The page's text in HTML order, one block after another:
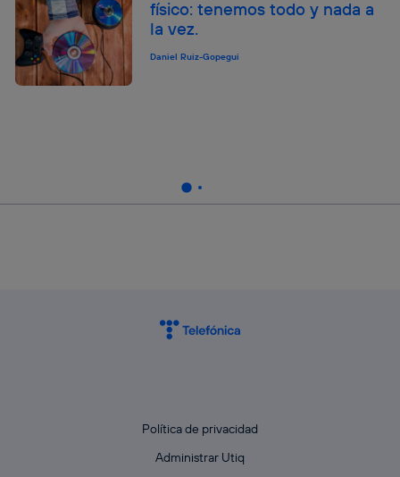
físico: tenemos todo y nada a
la vez.
Daniel Ruiz-Gopegui
Política de privacidad
Administrar Utiq